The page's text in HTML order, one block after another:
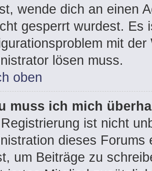
wende dich an einen
gesperrt wurdest. Es
mit
lösen muss.
oben
muss ich mich
ist nicht
dieses
um Beiträge zu